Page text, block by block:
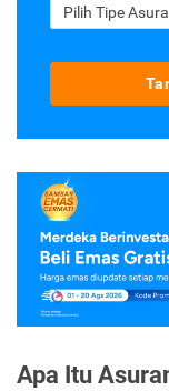
Pilih Tipe
Apa Itu